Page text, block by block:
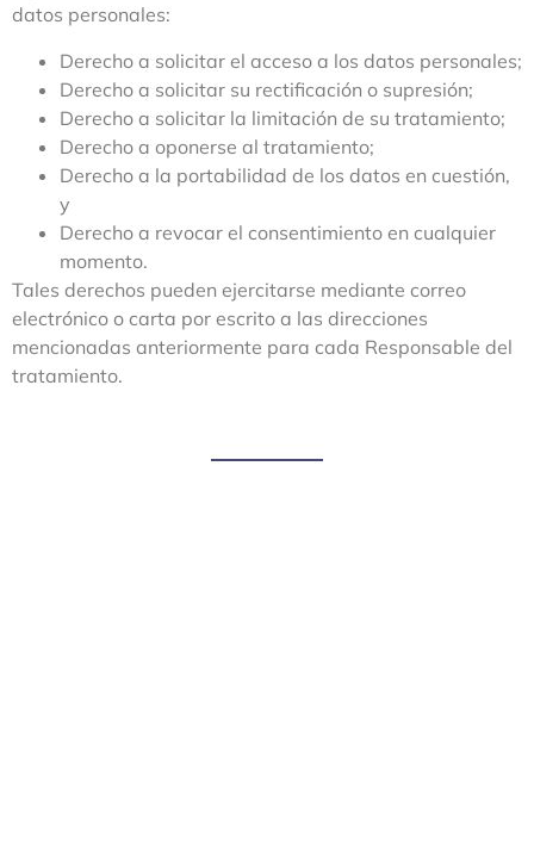
datos personales:
Derecho a solicitar el acceso a los datos personales;
Derecho a solicitar su rectificación o supresión;
Derecho a solicitar la limitación de su tratamiento;
Derecho a oponerse al tratamiento;
Derecho a la portabilidad de los datos en cuestión,
y
Derecho a revocar el consentimiento en cualquier
momento.
Tales derechos pueden ejercitarse mediante correo
electrónico o carta por escrito a las direcciones
mencionadas anteriormente para cada Responsable del
tratamiento.